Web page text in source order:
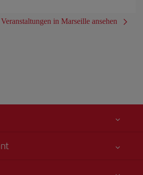
in Marseille ansehen